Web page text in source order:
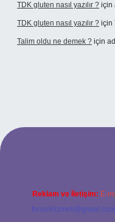
TDK gluten nasıl yazılır ? için
TDK gluten nasıl yazılır ? için
Talim oldu ne demek ? için
giriş
Reklam ve İletişim: E-
forumhizmeti@gmail.com